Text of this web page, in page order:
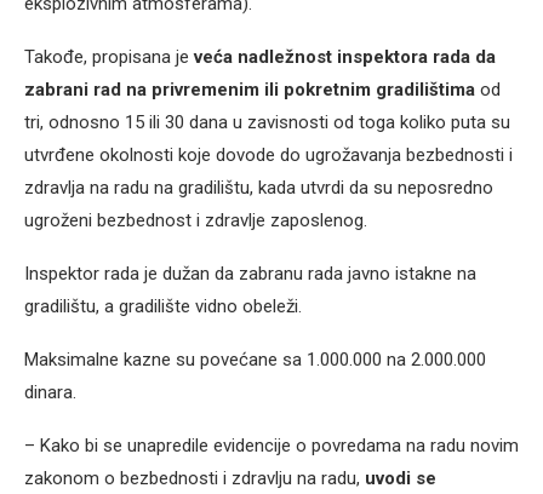
Takođe, propisana jeveća nadležnost inspektora rada da
zabrani rad na privremenim ili pokretnim gradilištima od
tri, odnosno 15 ili 30 dana u zavisnosti od toga koliko puta su
utvrđene okolnosti koje dovode do ugrožavanja bezbednosti i
zdravlja na radu na gradilištu, kada utvrdi da su neposredno
ugroženi bezbednost i zdravlje zaposlenog.
Inspektor rada je dužan da zabranu rada javno istakne na
gradilištu, a gradilište vidno obeleži.
Maksimalne kazne su povećane sa 1.000.000 na 2.000.000
dinara.
– Kako bi se unapredile evidencije o povredama na radu novim
zakonom o bezbednosti i zdravlju na radu, uvodi se